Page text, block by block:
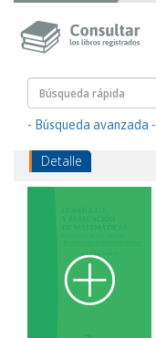
- Búsqueda avanzada -
Detalle